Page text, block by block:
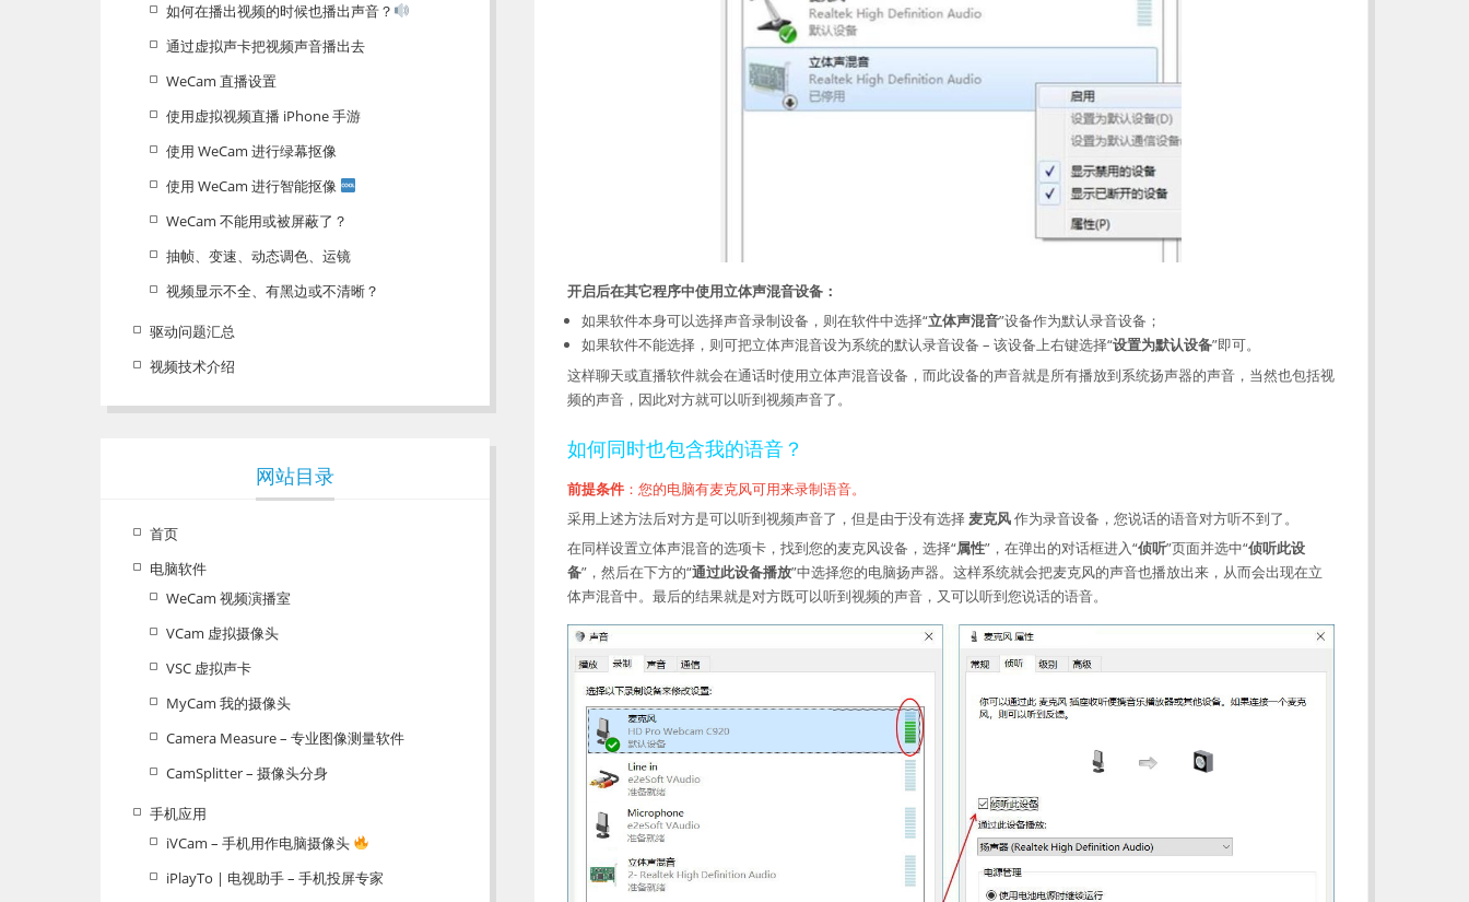
开启后在其它程序中使用立体声混音设备：
如果软件本身可以选择声音录制设备，则在软件中选择“立体声混音”设备作为默认录音设备；
如果软件不能选择，则可把立体声混音设为系统的默认录音设备 – 该设备上右键选择“设置为默认设备”即可。
这样聊天或直播软件就会在通话时使用立体声混音设备，而此设备的声音就是所有播放到系统扬声器的声音，当然也包括视
频的声音，因此对方就可以听到视频声音了。
如何同时也包含我的语音？
前提条件 ：您的电脑有麦克风可用来录制语音。
采用上述方法后对方是可以听到视频声音了，但是由于没有选择 麦克风作为录音设备，您说话的语音对方听不到了。
在同样设置立体声混音的选项卡，找到您的麦克风设备，选择“属性”，在弹出的对话框进入“侦听”页面并选中“侦听此设
备”，然后在下方的“通过此设备播放”中选择您的电脑扬声器。这样系统就会把麦克风的声音也播放出来，从而会出现在立
体声混音中。最后的结果就是对方既可以听到视频的声音，又可以听到您说话的语音。
如何在播出视频的时候也播出声音？
通过虚拟声卡把视频声音播出去
WeCam 直播设置
使用虚拟视频直播 iPhone 手游
使用 WeCam 进行绿幕抠像
使用 WeCam 进行智能抠像
WeCam 不能用或被屏蔽了？
抽帧、变速、动态调色、运镜
视频显示不全、有黑边或不清晰？
驱动问题汇总
视频技术介绍
网站目录
首页
电脑软件
WeCam 视频演播室
VCam 虚拟摄像头
VSC 虚拟声卡
MyCam 我的摄像头
Camera Measure – 专业图像测量软件
CamSplitter – 摄像头分身
手机应用
iVCam – 手机用作电脑摄像头
iPlayTo | 电视助手 – 手机投屏专家